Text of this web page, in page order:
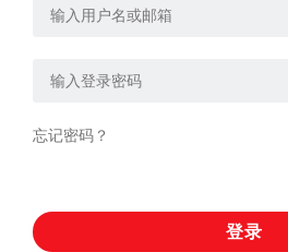
忘记密码？
登录